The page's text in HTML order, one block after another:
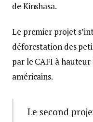
de Kinshasa.
Le premier projet
déforestation des
par le CAFI à
américains.
Le second